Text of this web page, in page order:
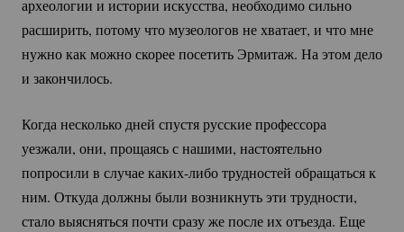
археологии и истории искусства, необходимо сильно
расширить, потому что музеологов не хватает, и что мне
нужно как можно скорее посетить Эрмитаж. На этом дело
и закончилось.
Когда несколько дней спустя русские профессора
уезжали, они, прощаясь с нашими, настоятельно
попросили в случаекаких-либотрудностей обращаться к
ним. Откуда должны были возникнуть эти трудности,
стало выясняться почти сразу же после их отъезда. Еще